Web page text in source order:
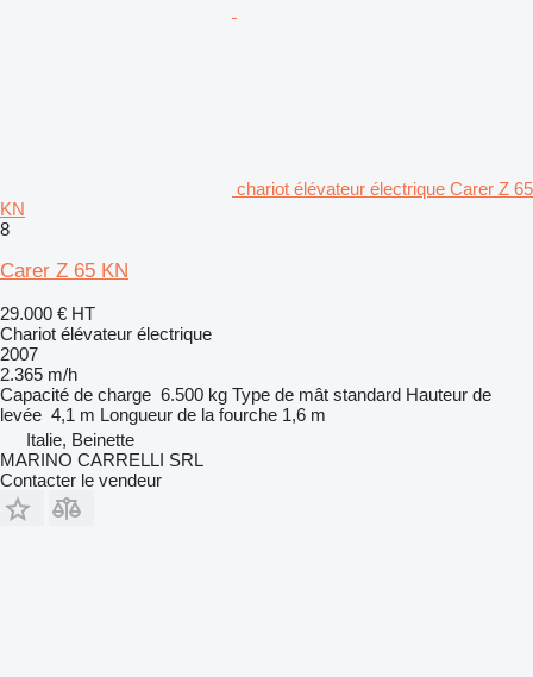
chariot élévateur électrique Carer Z 65
KN
8
Carer Z 65 KN
29.000 € HT
Chariot élévateur électrique
2007
2.365 m/h
Capacité de charge 6.500 kg Type de mât standard Hauteur de
levée 4,1 m Longueur de la fourche 1,6 m
Italie, Beinette
MARINO CARRELLI SRL
Contacter le vendeur